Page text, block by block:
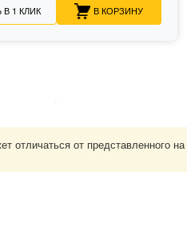
1 КЛИК В КОРЗИНУ
от представленного